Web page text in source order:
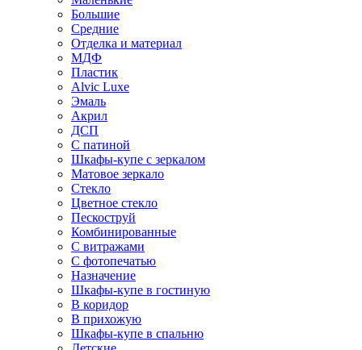
Большие
Средние
Отделка и материал
МДФ
Пластик
Alvic Luxe
Эмаль
Акрил
ДСП
С патиной
Шкафы-купе с зеркалом
Матовое зеркало
Стекло
Цветное стекло
Пескоструй
Комбинированные
С витражами
С фотопечатью
Назначение
Шкафы-купе в гостиную
В коридор
В прихожую
Шкафы-купе в спальню